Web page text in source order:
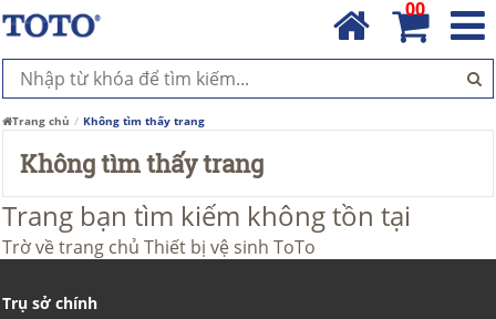
00
Trang chủ Không tìm thấy trang
Không tìm thấy trang
Trang bạn tìm kiếm không tồn tại
Trờ về trang chủ Thiết bị vệ sinh ToTo
Trụ sở chính